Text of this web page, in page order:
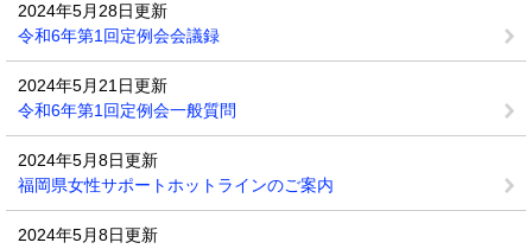
2024年5月28日更新
令和6年第1回定例会会議録
2024年5月21日更新
令和6年第1回定例会一般質問
2024年5月8日更新
福岡県女性サポートホットラインのご案内
2024年5月8日更新